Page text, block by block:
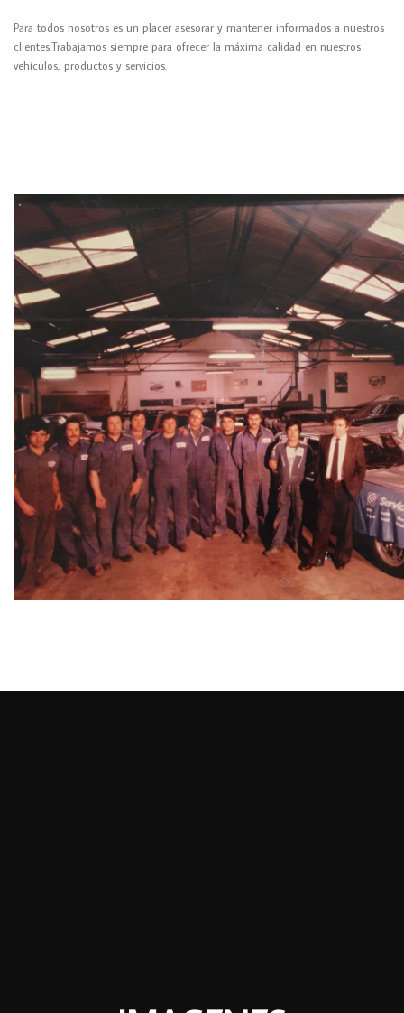
Para todos nosotros es un placer asesorar y mantener informados a nuestros
clientes.Trabajamos siempre para ofrecer la máxima calidad en nuestros
vehículos, productos y servicios.